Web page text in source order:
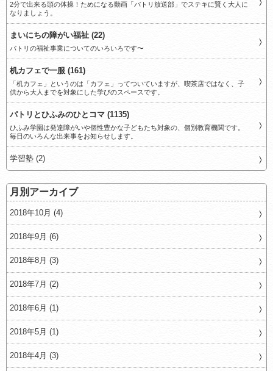
2分で出来る頭の体操！ためになる動画「パトリ放送部」でステキに賢く大人に
なりましょう。
まいにちの障がい福祉 (22)
パトリの福祉事業についてのいろいろです〜
机カフェで一服 (161)
「机カフェ」というのは「カフェ」ってついていますが、喫茶店ではなく、子
供から大人までを対象にした学びのスペースです。
パトリとひふみのひとコマ (1135)
ひふみ学園は発達障がいや個性豊かな子どもたち対象の、個別教育機関です。
毎日のいろんな出来事をお知らせします。
学習塾 (2)
月別アーカイブ
2018年10月 (4)
2018年9月 (6)
2018年8月 (3)
2018年7月 (2)
2018年6月 (1)
2018年5月 (1)
2018年4月 (3)